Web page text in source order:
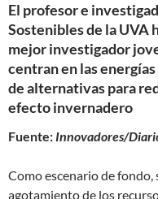
El profesor e
Sostenibles de la UVA
mejor investigador
centran en las
de alternativas para
efecto invernadero
Fuente: Innovadores/
Como escenario de fondo,
agotamiento de los